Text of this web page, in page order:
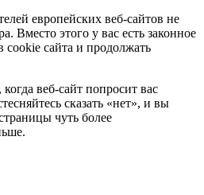
европейских веб-сайтов не
Вместо этого у вас есть законное
cookie сайта и продолжать
веб-сайт попросит вас
сказать «нет», и вы
чуть более